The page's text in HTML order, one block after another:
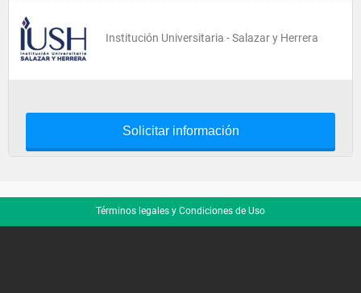
Institución Universitaria - Salazar y Herrera
Solicitar información
Términos legales y Condiciones de Uso